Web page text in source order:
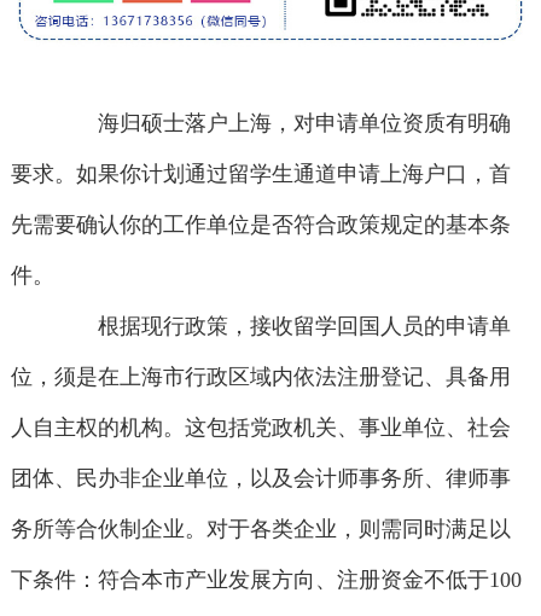
海归硕士落户上海，对申请单位资质有明确
要求。如果你计划通过留学生通道申请上海户口，首
先需要确认你的工作单位是否符合政策规定的基本条
件。
根据现行政策，接收留学回国人员的申请单
位，须是在上海市行政区域内依法注册登记、具备用
人自主权的机构。这包括党政机关、事业单位、社会
团体、民办非企业单位，以及会计师事务所、律师事
务所等合伙制企业。对于各类企业，则需同时满足以
下条件：符合本市产业发展方向、注册资金不低于100